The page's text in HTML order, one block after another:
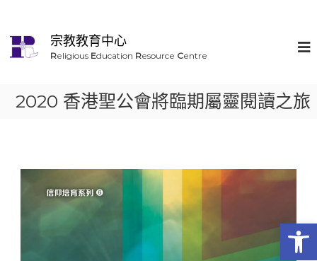
宗教教育中心
Religious Education Resource Centre
2020 香港聖公會將臨期屬靈閱讀之旅